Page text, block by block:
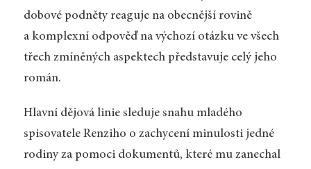
dobové podněty reaguje na obecnější rovině
a komplexní odpověď na výchozí otázku ve všech
třech zmíněných aspektech představuje celý jeho
román.
Hlavní dějová linie sleduje snahu mladého
spisovatele Renziho o zachycení minulosti jedné
rodiny za pomoci dokumentů, které mu zanechal